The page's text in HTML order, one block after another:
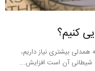
کنیم؟
بیشتری نیاز داریم،
شیطانی آن است افزایش...